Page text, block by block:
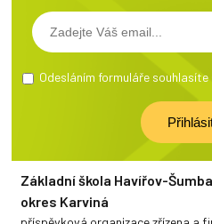
Odesláním formuláře souhlasíte
Základní škola Havířov-
okres Karviná